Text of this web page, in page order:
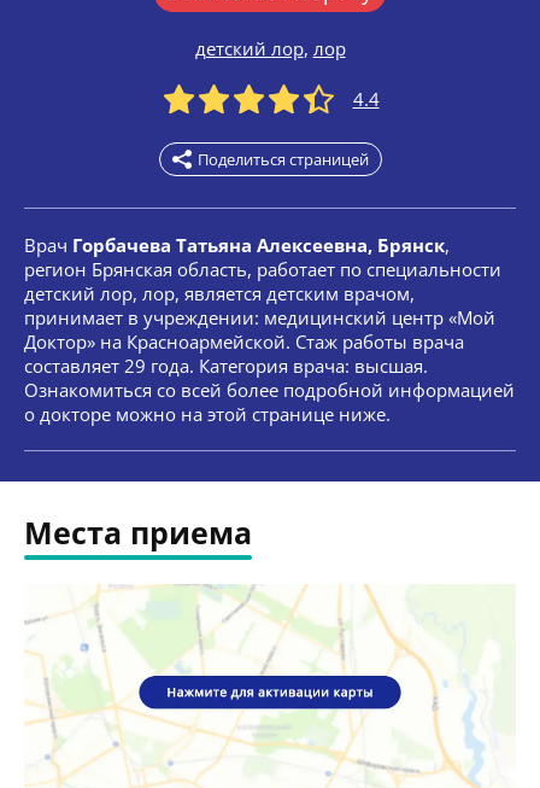
детский лор, лор
4.4
Поделиться страницей
Врач Горбачева Татьяна Алексеевна, Брянск,
регион Брянская область, работает по специальности
детский лор, лор, является детским врачом,
принимает в учреждении: медицинский центр «Мой
Доктор» на Красноармейской. Стаж работы врача
составляет 29 года. Категория врача: высшая.
Ознакомиться со всей более подробной информацией
о докторе можно на этой странице ниже.
Места приема